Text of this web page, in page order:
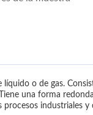
o de gas.
una forma
industriales y